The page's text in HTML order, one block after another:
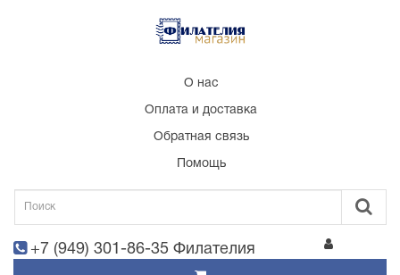
О нас
Оплата и доставка
Обратная связь
Помощь
+7 (949) 301-86-35 Филателия